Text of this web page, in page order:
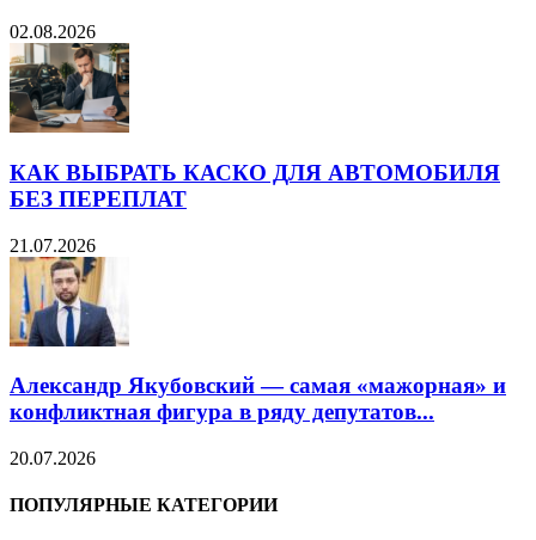
02.08.2026
КАК ВЫБРАТЬ КАСКО ДЛЯ АВТОМОБИЛЯ
БЕЗ ПЕРЕПЛАТ
21.07.2026
Александр Якубовский — самая «мажорная» и
конфликтная фигура в ряду депутатов...
20.07.2026
ПОПУЛЯРНЫЕ КАТЕГОРИИ